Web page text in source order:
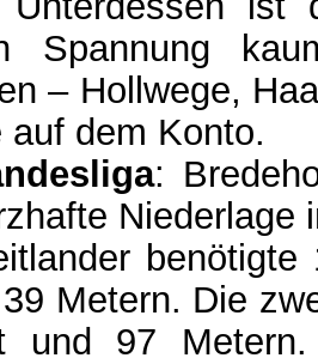
Spannung
– Hollwege,
auf dem Konto.
:
Niederlage
Metern. Die
und 97